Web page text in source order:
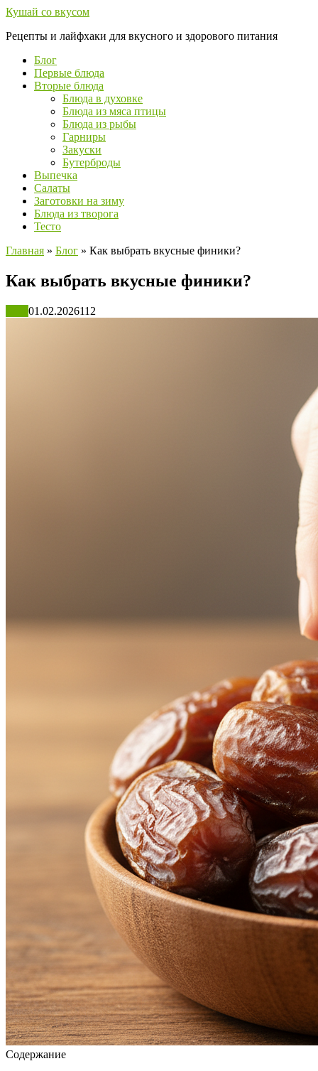
Перейти
контенту
Кушай со вкусом
Рецепты и лайфхаки для вкусного и здорового питания
Блог
Первые блюда
Вторые блюда
Блюда в духовке
Блюда из мяса птицы
Блюда из рыбы
Гарниры
Закуски
Бутерброды
Выпечка
Салаты
Заготовки на зиму
Блюда из творога
Тесто
Главная » Блог » Как выбрать вкусные финики?
Как выбрать вкусные финики?
01.02.2026112
Содержание